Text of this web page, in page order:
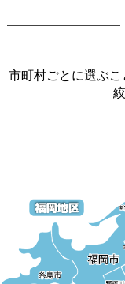
市町村ごとに選ぶ